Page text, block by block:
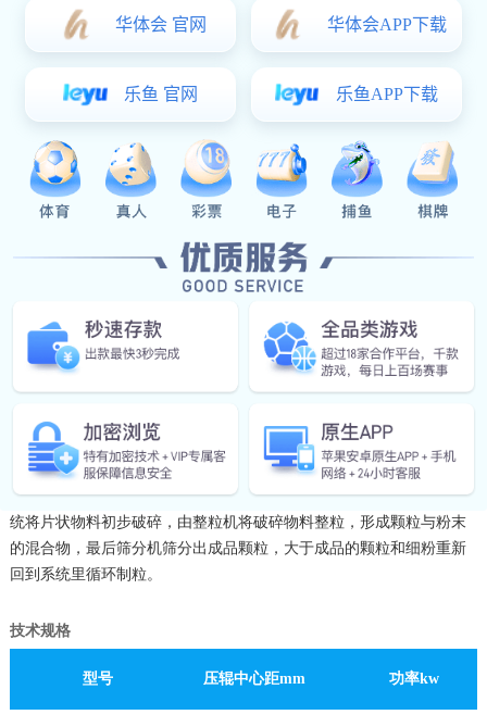
详细介绍
产品概述
干法造粒机是一种较新的生产工艺。物料特性不被破坏，降低生
产过程中的粉尘污染，净化生产环境，同时压缩后的物料在运输，使
用，出口等方面有较大优势。
挤压造粒的形式可以有卧式和立式两种，先将物料压成片状，再
破碎成颗粒，这样装置的能力大、颗粒强度高、能耗低，对辊挤压在
国外使用广泛。本公司可为用户定制成套工艺或者单机配件，协助安
装调试，欢迎客户来料实验，还可代用户进行物料加工。
工作原理
物料用提升机送入脱气料仓（搅拌器），脱气螺旋将物料压入喂
料机，喂料机强制给压辊喂料，经过挤压物料后成片，再通过破碎系
统将片状物料初步破碎，由整粒机将破碎物料整粒，形成颗粒与粉末
的混合物，最后筛分机筛分出成品颗粒，大于成品的颗粒和细粉重新
回到系统里循环制粒。
技术规格
型号 压辊中心距mm 功率kw